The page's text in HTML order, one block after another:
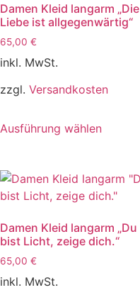
Damen Kleid langarm „Die
Liebe ist allgegenwärtig“
65,00 €
inkl. MwSt.
zzgl. Versandkosten
Ausführung wählen
Damen Kleid langarm „Du
bist Licht, zeige dich.“
65,00 €
inkl. MwSt.